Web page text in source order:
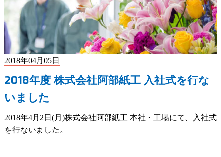
2018年04月05日
2018年度 株式会社阿部紙工 入社式を行な
いました
2018年4月2日(月)株式会社阿部紙工 本社・工場にて、入社式
を行ないました。